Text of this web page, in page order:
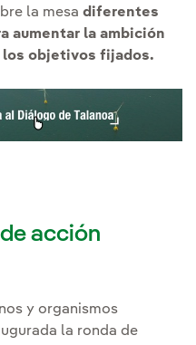
la mesa diferentes
aumentar la ambición
los objetivos fijados.
acción
y organismos
la ronda de